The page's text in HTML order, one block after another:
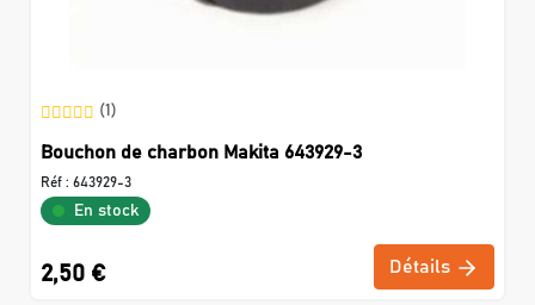
(1)
Bouchon de charbon Makita 643929-3
Réf : 643929-3
En stock
2,50 € Détails